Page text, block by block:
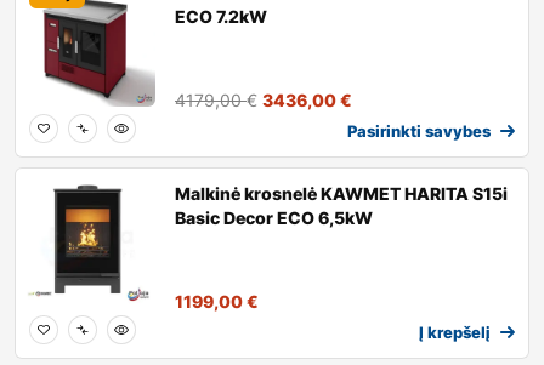
ECO 7.2kW
4179,00€ 3436,00€
Pasirinkti savybes
Malkinė krosnelė KAWMET HARITA S15i
Basic Decor ECO 6,5kW
1199,00€
Į krepšelį